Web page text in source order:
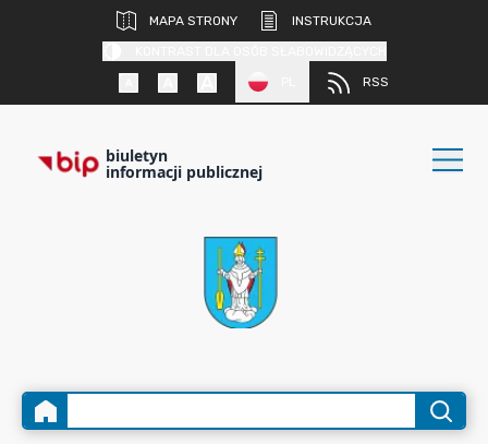
MAPA STRONY
INSTRUKCJA
RSS
biuletyn
informacji publicznej